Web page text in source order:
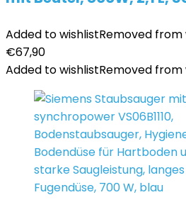
Added to wishlistRemoved from
€67,90
Added to wishlistRemoved from